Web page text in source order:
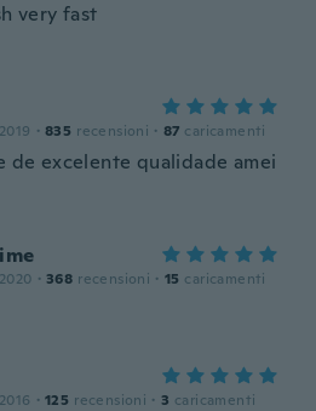
very fast
· 835 recensioni · 87 caricamenti
de excelente qualidade amei
· 368 recensioni · 15 caricamenti
· 125 recensioni · 3 caricamenti